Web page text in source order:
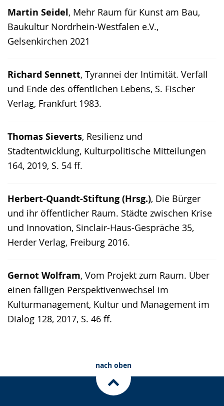
Martin Seidel, Mehr Raum für Kunst am Bau,
Baukultur Nordrhein-Westfalen e.V.,
Gelsenkirchen 2021
Richard Sennett, Tyrannei der Intimität. Verfall
und Ende des öffentlichen Lebens, S. Fischer
Verlag, Frankfurt 1983.
Thomas Sieverts, Resilienz und
Stadtentwicklung, Kulturpolitische Mitteilungen
164, 2019, S. 54 ff.
Herbert-Quandt-Stiftung (Hrsg.), Die Bürger
und ihr öffentlicher Raum. Städte zwischen Krise
und Innovation, Sinclair-Haus-Gespräche 35,
Herder Verlag, Freiburg 2016.
Gernot Wolfram, Vom Projekt zum Raum. Über
einen fälligen Perspektivenwechsel im
Kulturmanagement, Kultur und Management im
Dialog 128, 2017, S. 46 ff.
nach oben